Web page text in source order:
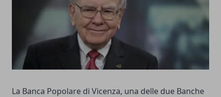
La Banca Popolare di Vicenza, una delle due Banche